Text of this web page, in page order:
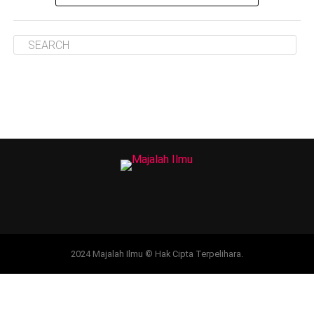
2024 Majalah Ilmu © Hak Cipta Terpelihara.